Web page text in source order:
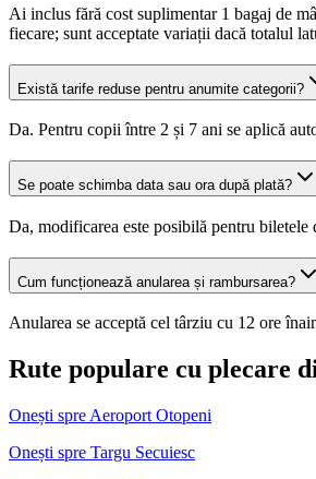
Ai inclus fără cost suplimentar 1 bagaj de
fiecare; sunt acceptate variații dacă totalul
Există tarife reduse pentru anumite categorii?
Da. Pentru copii între 2 și 7 ani se aplică
Se poate schimba data sau ora după plată?
Da, modificarea este posibilă pentru
Cum funcționează anularea și rambursarea?
Anularea se acceptă cel târziu cu 12 ore
Rute populare cu plecare
Onești spre Aeroport Otopeni
Onești spre Targu Secuiesc